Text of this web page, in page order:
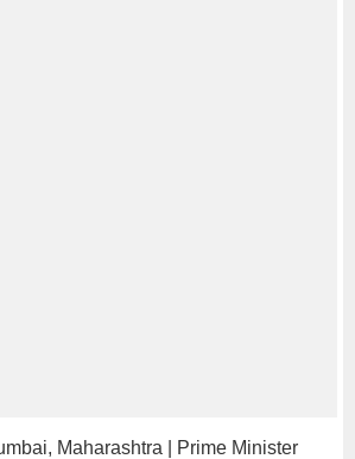
Maharashtra | Prime Minister